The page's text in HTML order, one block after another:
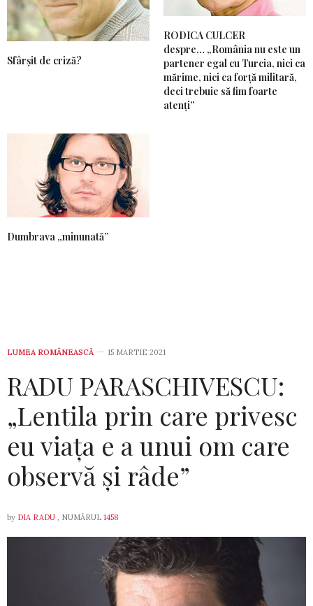
Sfârșit de criză?
RODICA CULCER
despre… „România nu este un
partener egal cu Turcia, nici ca
mărime, nici ca forță militară,
deci trebuie să fim foarte
atenți”
Dumbrava „minunată”
LUMEA ROMÂNEASCĂ 15 MARTIE 2021
RADU PARASCHIVESCU:
„Lentila prin care privesc
eu viața e a unui om care
observă și râde”
by DIA RADU , NUMĂRUL 1458